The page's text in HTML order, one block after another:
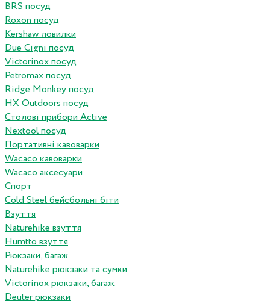
BRS посуд
Roxon посуд
Kershaw ловилки
Due Cigni посуд
Victorinox посуд
Petromax посуд
Ridge Monkey посуд
HX Outdoors посуд
Столові прибори Active
Nextool посуд
Портативні кавоварки
Wacaco кавоварки
Wacaco аксесуари
Спорт
Cold Steel бейсбольні біти
Взуття
Naturehike взуття
Humtto взуття
Рюкзаки, багаж
Naturehike рюкзаки та сумки
Victorinox рюкзаки, багаж
Deuter рюкзаки